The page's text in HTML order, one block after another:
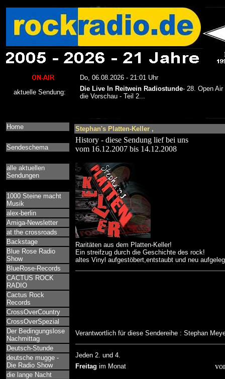
Home
Sendeschema
alle aktuellen
Sendungen
1000 Steine macht
Musik
alex-berlin
Amiga-Newsletter
at the crossroads
Backstage
Blue Rose Radio
Show
BlueRose-Records
CACTUS ROCK
RADIO
Cactus Rock
Records
CrossOverCountry
CrossOverSpezial
Der Bedingungslose
Nachmittag
Deutsch-Stunde
deutsche mugge -
Die Radio Show
die lange Nacht
Stephan's Platten-Keller ,
History - diese Sendung lief bei uns
vom 16.12.2007 bis 14.12.2008
Raritäten aus dem Platten-Keller!
Ein streifzug durch die Geschichte des rock!
altes Vinyl aufgestöbert,entstaubt und neu
Verantwortlich für diese Sendereihe : Stephan
Jeden 2. und 4.
Freitag im Monat